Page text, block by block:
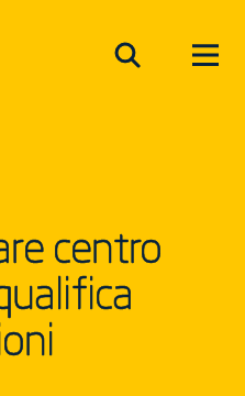
centro